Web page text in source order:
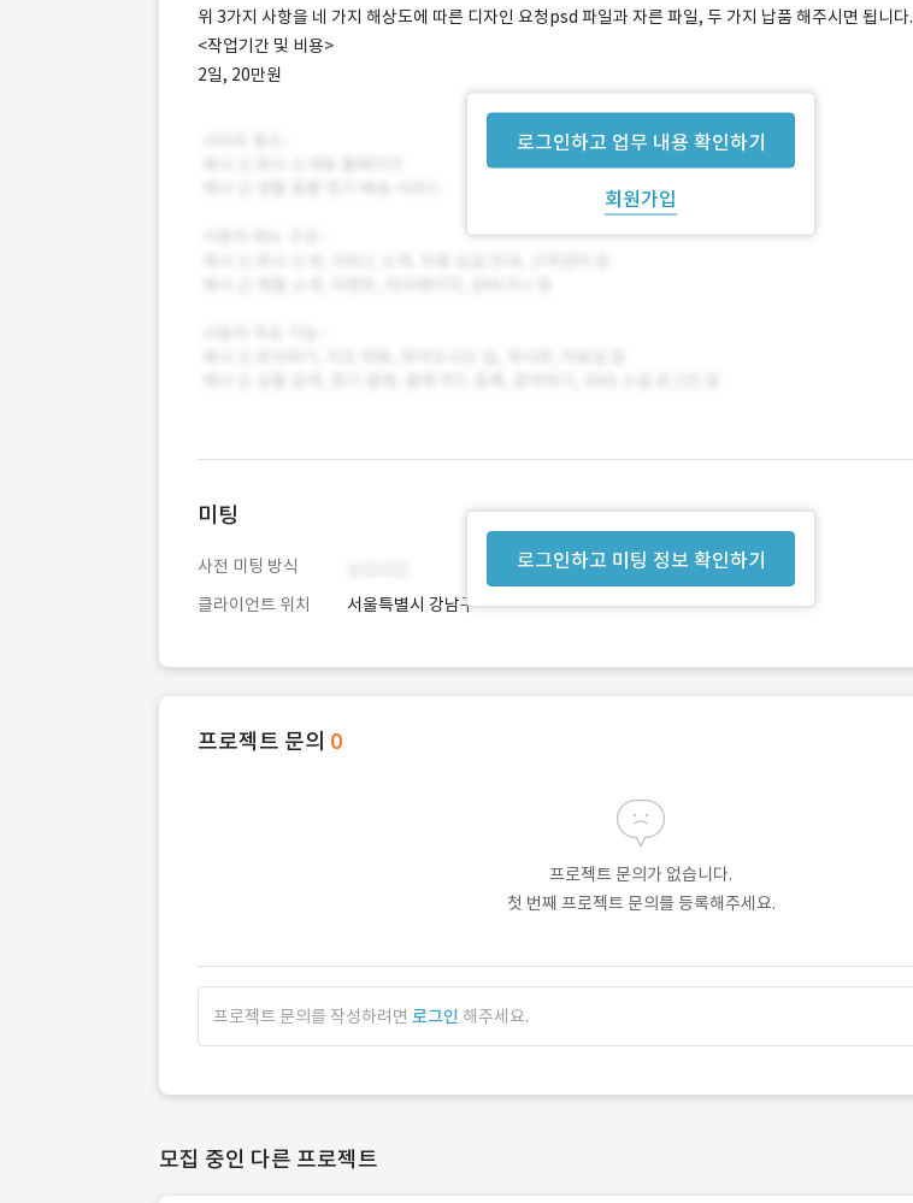
로그인하고 업무 내용 확인하기
회원가입
위 3가지 사항을 네 가지 해상도에 따른 디자인 요청psd 파일과 자른 파일, 두 가지 납품 해주시면 됩니다.
<작업기간 및 비용>
2일, 20만원
로그인하고 미팅 정보 확인하기
미팅
사전 미팅 방식
클라이언트 위치
서울특별시 강남구
프로젝트 문의 0
프로젝트 문의가 없습니다.
첫 번째 프로젝트 문의를 등록해주세요.
프로젝트 문의를 작성하려면 로그인 해주세요.
모집 중인 다른 프로젝트